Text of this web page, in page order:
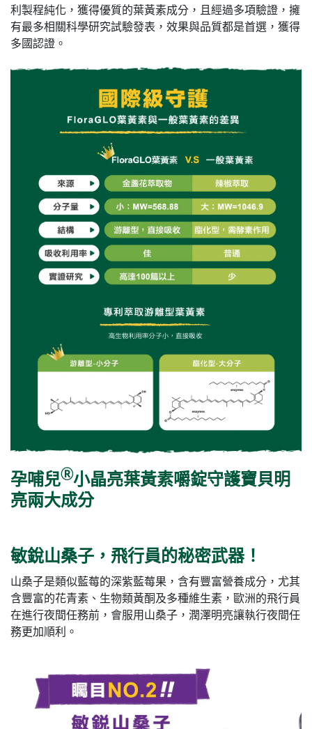
利製程純化，獲得優質的葉黃素成分，且經過多項驗證，擁
有最多相關科學研究試驗發表，效果與品質都是首選，獲得
多國認證。
孕哺兒Ⓡ小晶亮葉黃素嚼錠守護寶貝明
亮兩大成分
敏銳山桑子，飛行員的秘密武器！
山桑子是類似藍莓的深紫藍莓果，含有豐富營養成分，尤其
含豐富的花青素、生物類黃酮及多種維生素，歐洲的飛行員
在進行夜間任務前，會服用山桑子，潤澤明亮讓執行夜間任
務更加順利。